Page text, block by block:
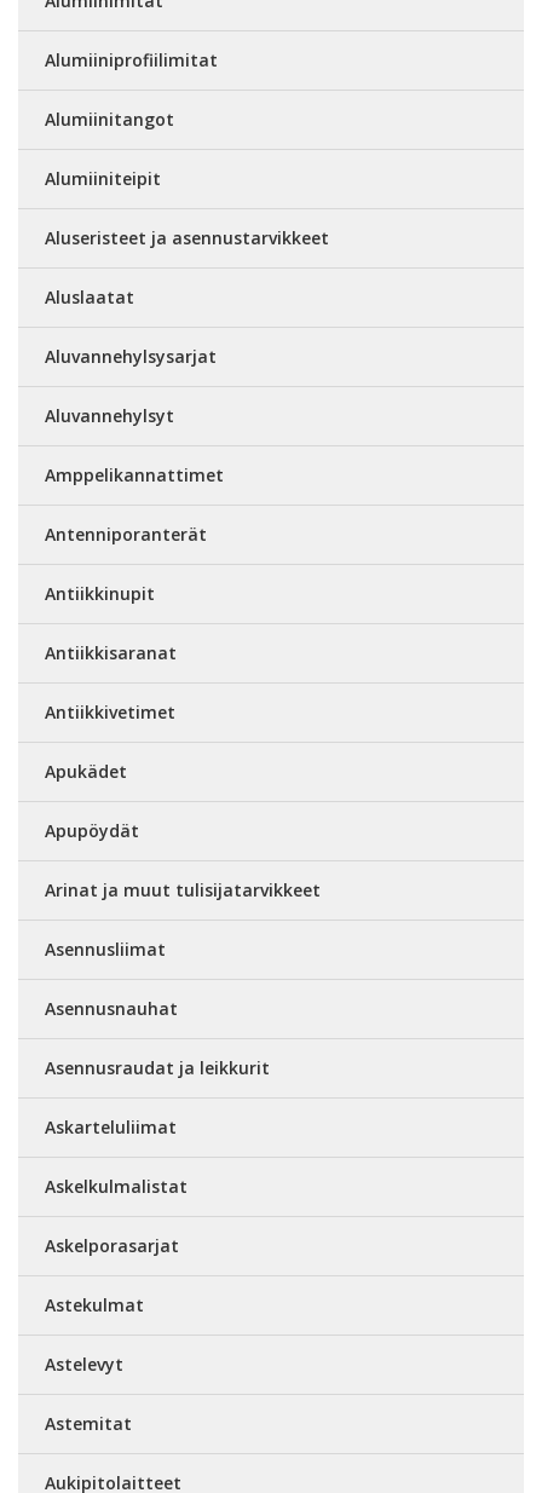
Alumiiniprofiilimitat
Alumiinitangot
Alumiiniteipit
Aluseristeet ja asennustarvikkeet
Aluslaatat
Aluvannehylsysarjat
Aluvannehylsyt
Amppelikannattimet
Antenniporanterät
Antiikkinupit
Antiikkisaranat
Antiikkivetimet
Apukädet
Apupöydät
Arinat ja muut tulisijatarvikkeet
Asennusliimat
Asennusnauhat
Asennusraudat ja leikkurit
Askarteluliimat
Askelkulmalistat
Askelporasarjat
Astekulmat
Astelevyt
Astemitat
Aukipitolaitteet